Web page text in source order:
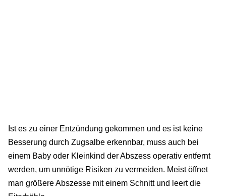
Ist es zu einer Entzündung gekommen und es ist keine
Besserung durch Zugsalbe erkennbar, muss auch bei
einem Baby oder Kleinkind der Abszess operativ entfernt
werden, um unnötige Risiken zu vermeiden. Meist öffnet
man größere Abszesse mit einem Schnitt und leert die